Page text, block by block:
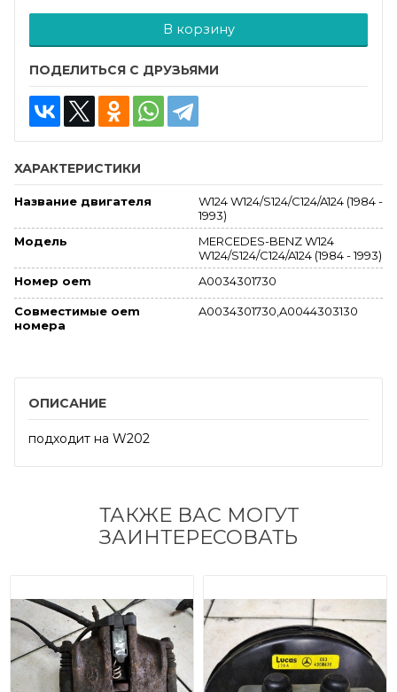
В корзину
ПОДЕЛИТЬСЯ С ДРУЗЬЯМИ
ХАРАКТЕРИСТИКИ
Название двигателя
W124 W124/S124/C124/A124 (1984 -
1993)
Модель
MERCEDES-BENZ W124
W124/S124/C124/A124 (1984 - 1993)
Номер oem
A0034301730
Совместимые oem
номера
A0034301730,A0044303130
ОПИСАНИЕ
подходит на W202
ТАКЖЕ ВАС МОГУТ
ЗАИНТЕРЕСОВАТЬ